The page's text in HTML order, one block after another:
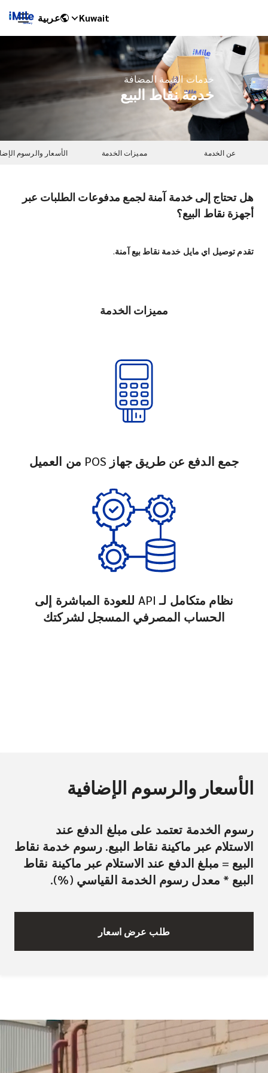
Kuwait عربية
خدمات القيمة المضافة
خدمة نقاط البيع
عن الخدمة مميزات الخدمة الأسعار والرسوم
هل تحتاج إلى خدمة آمنة لجمع مدفوعات الطلبات عبر
أجهزة نقاط البيع؟
تقدم توصيل اي مايل خدمة نقاط بيع آمنة.
مميزات الخدمة
جمع الدفع عن طريق جهاز POS من العميل
نظام متكامل لـ API للعودة المباشرة إلى
الحساب المصرفي المسجل لشركتك
الأسعار والرسوم الإضافية
رسوم الخدمة تعتمد على مبلغ الدفع عند
الاستلام عبر ماكينة نقاط البيع. رسوم خدمة نقاط
البيع = مبلغ الدفع عند الاستلام عبر ماكينة نقاط
البيع * معدل رسوم الخدمة القياسي (%).
طلب عرض اسعار
iMile Chat